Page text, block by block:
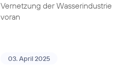
Vernetzung der Wasserindustrie
voran
03. April 2025